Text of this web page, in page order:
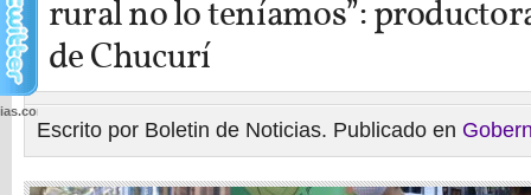
rural no lo teníamos”:
de Chucurí
Escrito por Boletin de Noticias. Publicado en
wp-